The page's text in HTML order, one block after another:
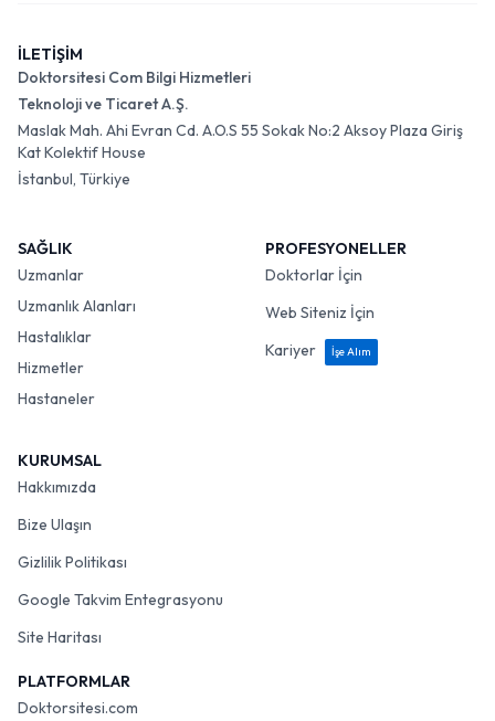
İLETİŞİM
Doktorsitesi Com Bilgi Hizmetleri
Teknoloji ve Ticaret A.Ş.
Maslak Mah. Ahi Evran Cd. A.O.S 55 Sokak No:2 Aksoy Plaza Giriş
Kat Kolektif House
İstanbul, Türkiye
SAĞLIK
Uzmanlar
Uzmanlık Alanları
Hastalıklar
Hizmetler
Hastaneler
PROFESYONELLER
Doktorlar İçin
Web Siteniz İçin
Kariyer
İşe Alım
KURUMSAL
Hakkımızda
Bize Ulaşın
Gizlilik Politikası
Google Takvim Entegrasyonu
Site Haritası
PLATFORMLAR
Doktorsitesi.com